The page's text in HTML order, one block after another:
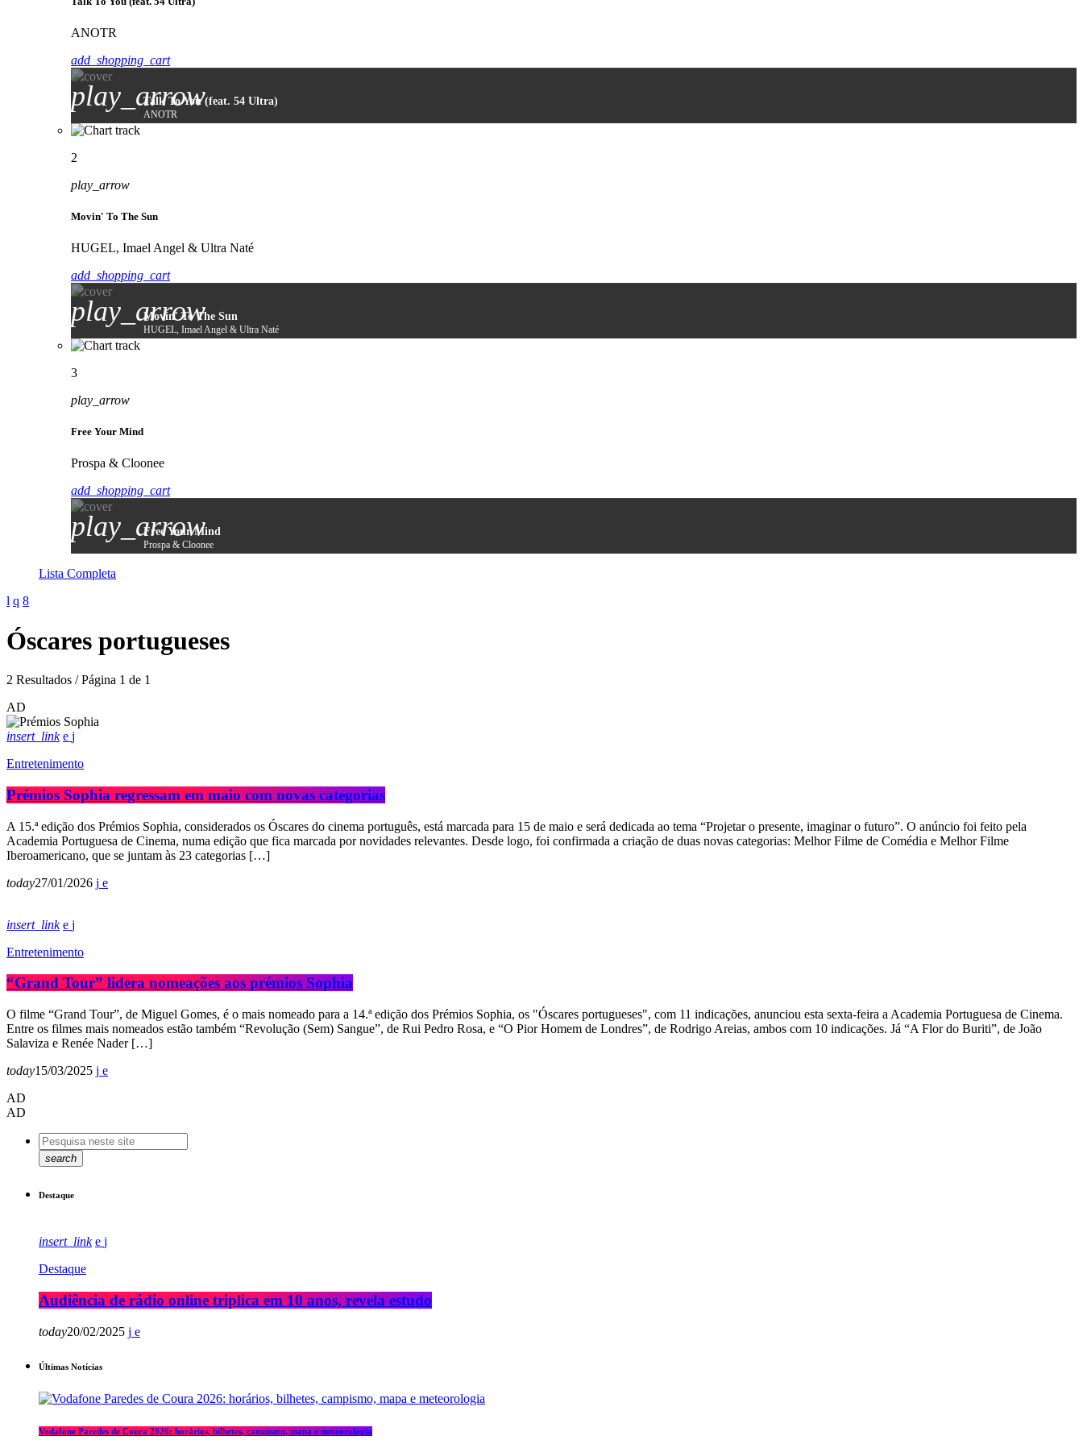
ANOTR
add_shopping_cart
play_arrowTalk To You (feat. 54 Ultra)
ANOTR
2
play_arrow
Movin' To The Sun
HUGEL, Imael Angel & Ultra Naté
add_shopping_cart
play_arrow
Movin' To The Sun
HUGEL, Imael Angel & Ultra Naté
3
play_arrow
Free Your Mind
Prospa & Cloonee
add_shopping_cart
play_arrow
Free Your Mind
Prospa & Cloonee
Lista Completa
Óscares portugueses
2 Resultados / Página 1 de 1
AD
insert_link
Entretenimento
Prémios Sophia regressam em maio com novas categorias
A 15.ª edição dos Prémios Sophia, considerados os Óscares do cinema português, está marcada para 15 de maio e será dedicada ao tema “Projetar o presente, imaginar o futuro”. O anúncio foi feito pela
Academia Portuguesa de Cinema, numa edição que fica marcada por novidades relevantes. Desde logo, foi confirmada a criação de duas novas categorias: Melhor Filme de Comédia e Melhor Filme
Iberoamericano, que se juntam às 23 categorias […]
today27/01/2026
insert_link
Entretenimento
“Grand Tour” lidera nomeações aos prémios Sophia
O filme “Grand Tour”, de Miguel Gomes, é o mais nomeado para a 14.ª edição dos Prémios Sophia, os "Óscares portugueses", com 11 indicações, anunciou esta sexta-feira a Academia Portuguesa de Cinema.
Entre os filmes mais nomeados estão também “Revolução (Sem) Sangue”, de Rui Pedro Rosa, e “O Pior Homem de Londres”, de Rodrigo Areias, ambos com 10 indicações. Já “A Flor do Buriti”, de João
Salaviza e Renée Nader […]
today15/03/2025
AD
AD
search
Destaque
insert_link
Destaque
Audiência de rádio online triplica em 10 anos, revela estudo
today20/02/2025
Últimas Notícias
Vodafone Paredes de Coura 2026: horários, bilhetes, campismo, mapa e meteorologia